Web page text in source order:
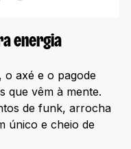
energia
o axé e o pagode
que vêm à mente.
de funk, arrocha
único e cheio de